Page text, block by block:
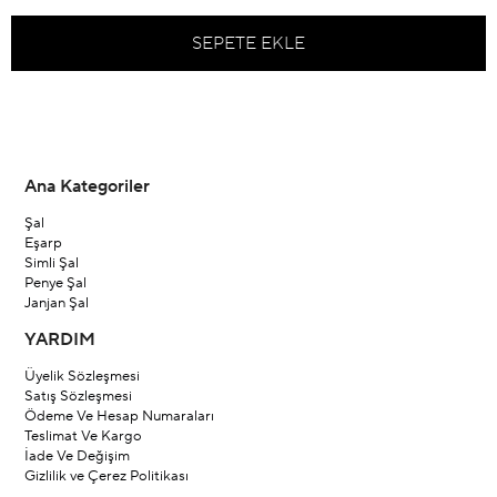
Ana Kategoriler
Şal
Eşarp
Simli Şal
Penye Şal
Janjan Şal
YARDIM
Üyelik Sözleşmesi
Satış Sözleşmesi
Ödeme Ve Hesap Numaraları
Teslimat Ve Kargo
İade Ve Değişim
Gizlilik ve Çerez Politikası